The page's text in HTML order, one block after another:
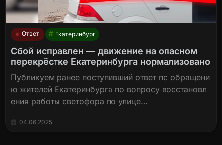
Ответ Екатеринбург
Сбой исправлен — движение на опасном
перекрёстке Екатеринбурга нормализовано
Публикуем ранее поступивший ответ по обращени
ю жителей Екатеринбурга по вопросу восстановл
ения работы светофора по улице…
04.06.2025